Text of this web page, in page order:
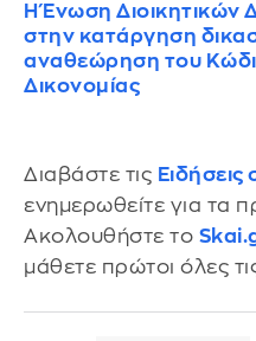
Η Ένωση Διοικητικών
στην κατάργηση
αναθεώρηση του
Δικονομίας
Διαβάστε τις
ενημερωθείτε για τα
Ακολουθήστε το
μάθετε πρώτοι όλες